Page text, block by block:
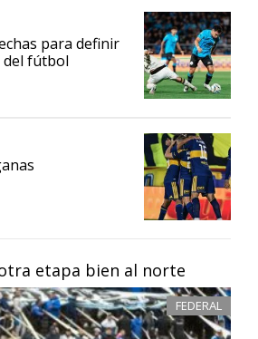
etapa bien al norte
FEDERAL
para definir
del fútbol